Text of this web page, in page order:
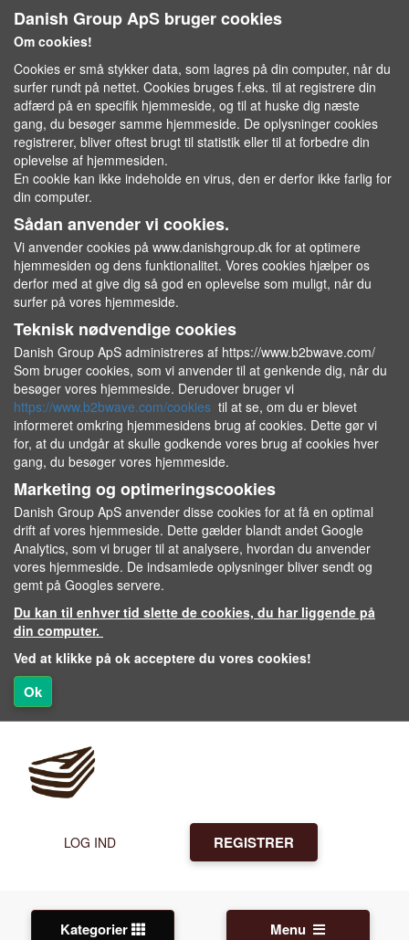
Danish Group ApS bruger cookies
Om cookies!
Cookies er små stykker data, som lagres på din computer, når du
surfer rundt på nettet. Cookies bruges f.eks. til at registrere din
adfærd på en specifik hjemmeside, og til at huske dig næste
gang, du besøger samme hjemmeside. De oplysninger cookies
registrerer, bliver oftest brugt til statistik eller til at forbedre din
oplevelse af hjemmesiden.
En cookie kan ikke indeholde en virus, den er derfor ikke farlig for
din computer.
Sådan anvender vi cookies.
Vi anvender cookies på www.danishgroup.dk for at optimere
hjemmesiden og dens funktionalitet. Vores cookies hjælper os
derfor med at give dig så god en oplevelse som muligt, når du
surfer på vores hjemmeside.
Teknisk nødvendige cookies
Danish Group ApS administreres af https://www.b2bwave.com/
Som bruger cookies, som vi anvender til at genkende dig, når du
besøger vores hjemmeside. Derudover bruger vi
https://www.b2bwave.com/cookies til at se, om du er blevet
informeret omkring hjemmesidens brug af cookies. Dette gør vi
for, at du undgår at skulle godkende vores brug af cookies hver
gang, du besøger vores hjemmeside.
Marketing og optimeringscookies
Danish Group ApS anvender disse cookies for at få en optimal
drift af vores hjemmeside. Dette gælder blandt andet Google
Analytics, som vi bruger til at analysere, hvordan du anvender
vores hjemmeside. De indsamlede oplysninger bliver sendt og
gemt på Googles servere.
Du kan til enhver tid slette de cookies, du har liggende på
din computer.
Ved at klikke på ok acceptere du vores cookies!
Ok
LOG IND REGISTRER
Kategorier Menu